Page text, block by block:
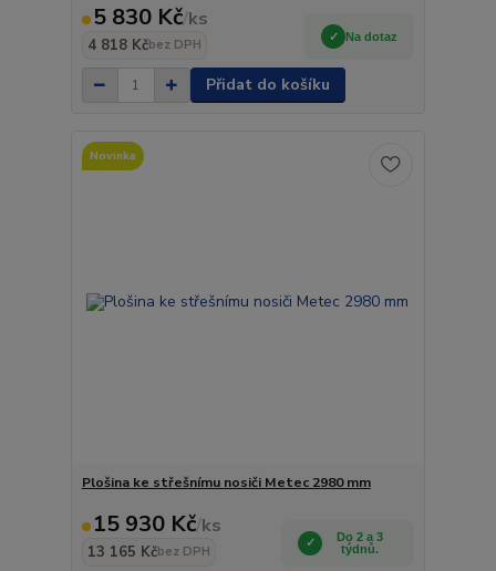
5 830 Kč/ks
4 818 Kčbez DPH
Na dotaz
Přidat do košíku
Novinka
Plošina ke střešnímu nosiči Metec 2980 mm
15 930 Kč/ks
13 165 Kčbez DPH
Do 2 a 3
týdnů.